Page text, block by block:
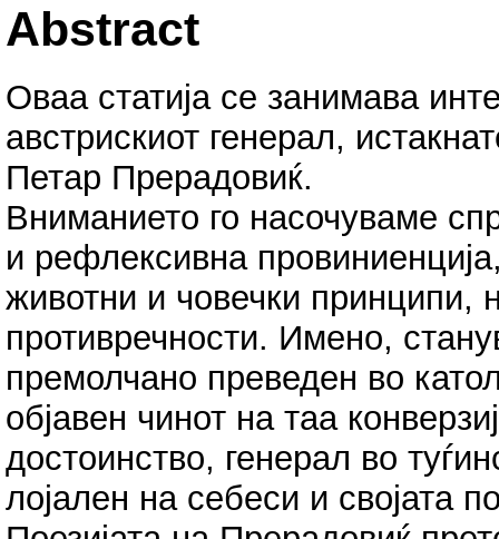
Abstract
Оваа статија се занимава
австрискиот генерал,
Петар Прерадовиќ.
Вниманието го насочуваме
и рефлексивна
животни и човечки принципи,
противречности. Имено,
премолчано преведен во
објавен чинот на таа
достоинство, генерал во
лојален на себеси и својата